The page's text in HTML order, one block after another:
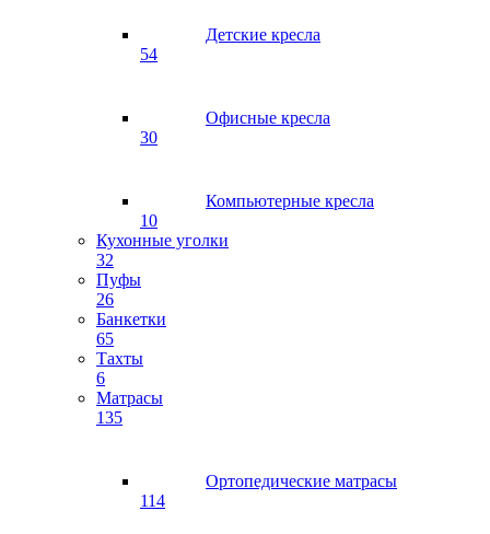
Детские кресла
54
Офисные кресла
30
Компьютерные кресла
10
Кухонные уголки
32
Пуфы
26
Банкетки
65
Тахты
6
Матрасы
135
Ортопедические матрасы
114